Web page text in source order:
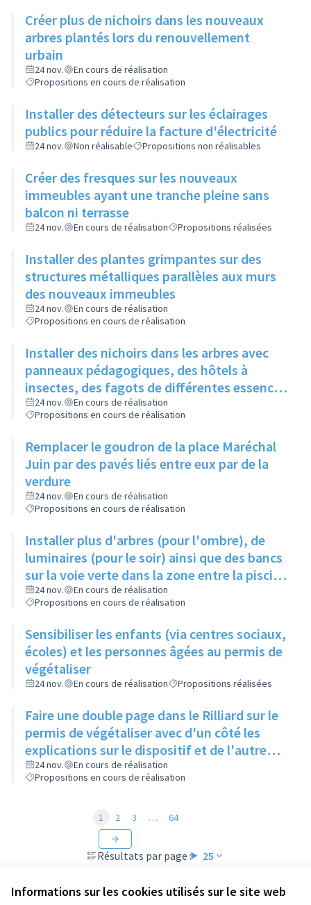
Informations sur les cookies utilisés sur le site web
Créer plus de nichoirs dans les nouveaux
arbres plantés lors du renouvellement
urbain
24 nov.
En cours de réalisation
Propositions en cours de réalisation
Installer des détecteurs sur les éclairages
publics pour réduire la facture d'électricité
24 nov. Non réalisable Propositions non réalisables
Créer des fresques sur les nouveaux
immeubles ayant une tranche pleine sans
balcon ni terrasse
24 nov. En cours de réalisation Propositions réalisées
Installer des plantes grimpantes sur des
structures métalliques parallèles aux murs
des nouveaux immeubles
24 nov.
En cours de réalisation
Propositions en cours de réalisation
Installer des nichoirs dans les arbres avec
panneaux pédagogiques, des hôtels à
insectes, des fagots de différentes essences
pour stimuler la biodiversité sur la place du
Château à la Roue
24 nov.
En cours de réalisation
Propositions en cours de réalisation
Remplacer le goudron de la place Maréchal
Juin par des pavés liés entre eux par de la
verdure
24 nov.
En cours de réalisation
Propositions en cours de réalisation
Installer plus d'arbres (pour l'ombre), de
luminaires (pour le soir) ainsi que des bancs
sur la voie verte dans la zone entre la piscine
et la rue de l'Industrie
24 nov.
En cours de réalisation
Propositions en cours de réalisation
Sensibiliser les enfants (via centres sociaux,
écoles) et les personnes âgées au permis de
végétaliser
24 nov. En cours de réalisation Propositions réalisées
Faire une double page dans le Rilliard sur le
permis de végétaliser avec d'un côté les
explications sur le dispositif et de l'autre
côté des exemples concrets de lieux à
investir
24 nov.
En cours de réalisation
Propositions en cours de réalisation
Résultats par page : 25
1 2 3 … 64